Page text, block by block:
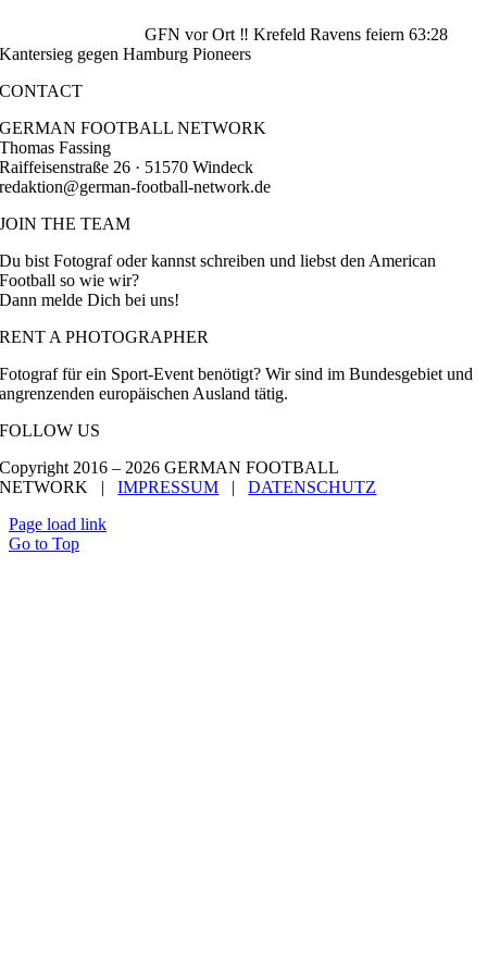
GFN vor Ort ‼️ Krefeld Ravens feiern 63:28
Kantersieg gegen Hamburg Pioneers
CONTACT
GERMAN FOOTBALL NETWORK
Thomas Fassing
Raiffeisenstraße 26 · 51570 Windeck
redaktion@german-football-network.de
JOIN THE TEAM
Du bist Fotograf oder kannst schreiben und liebst den American
Football so wie wir?
Dann melde Dich bei uns!
RENT A PHOTOGRAPHER
Fotograf für ein Sport-Event benötigt? Wir sind im Bundesgebiet und
angrenzenden europäischen Ausland tätig.
FOLLOW US
Copyright 2016 – 2026 GERMAN FOOTBALL
NETWORK |IMPRESSUM |DATENSCHUTZ
Page load link
Go to Top